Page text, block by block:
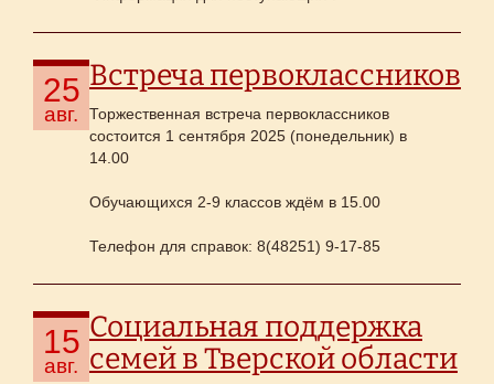
25
авг.
Встреча первоклассников
Торжественная встреча первоклассников
состоится 1 сентября 2025 (понедельник) в
14.00
Обучающихся 2-9 классов ждём в 15.00
Телефон для справок: 8(48251) 9-17-85
15
авг.
Социальная поддержка
семей в Тверской области